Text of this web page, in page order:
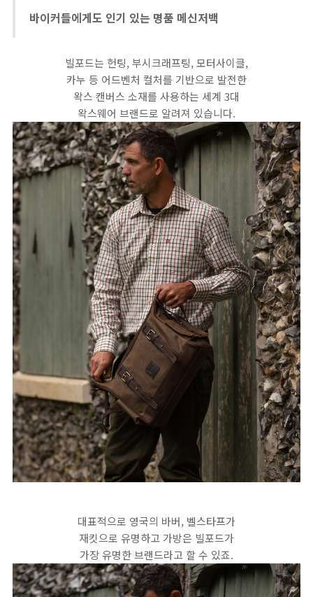
바이커들에게도 인기 있는 명품 메신저백
빌포드는 헌팅, 부시크래프팅, 모터사이클,
카누 등 어드벤처 컬처를 기반으로 발전한
왁스 캔버스 소재를 사용하는 세계 3대
왁스웨어 브랜드로 알려져 있습니다.
대표적으로 영국의 바버, 벨스타프가
재킷으로 유명하고 가방은 빌포드가
가장 유명한 브랜드라고 할 수 있죠.